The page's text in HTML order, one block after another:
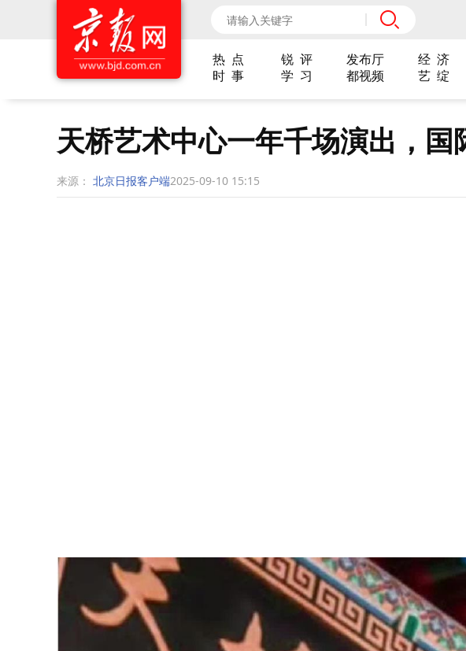
热 点 锐 评 发布厅 经 济
时 事
学 习 都视频 艺 绽
天桥艺术中心一年千场演出，国
来源： 北京日报客户端2025-09-10 15:15